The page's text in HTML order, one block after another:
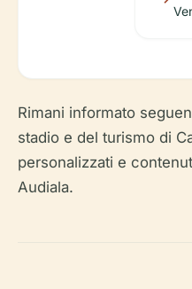
Rimani informato
stadio e del turismo di
personalizzati e
Audiala.